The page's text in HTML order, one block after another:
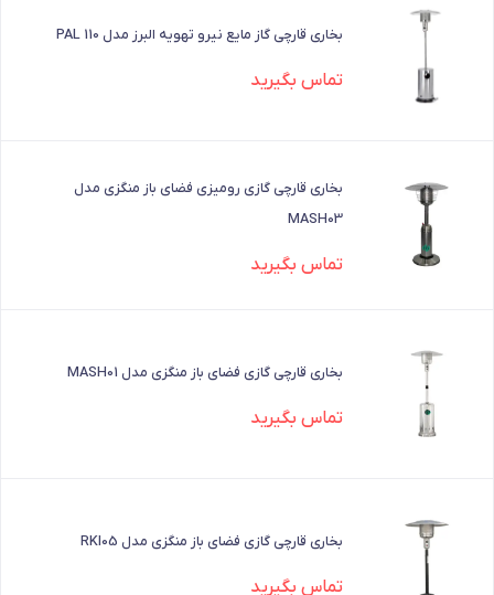
بخاری قارچی گاز مایع نیرو تهویه البرز مدل PAL 110
تماس بگیرید
بخاری قارچی گازی رومیزی فضای باز منگزی مدل
MASH03
تماس بگیرید
بخاری قارچی گازی فضای باز منگزی مدل MASH01
تماس بگیرید
بخاری قارچی گازی فضای باز منگزی مدل RKI05
تماس بگیرید